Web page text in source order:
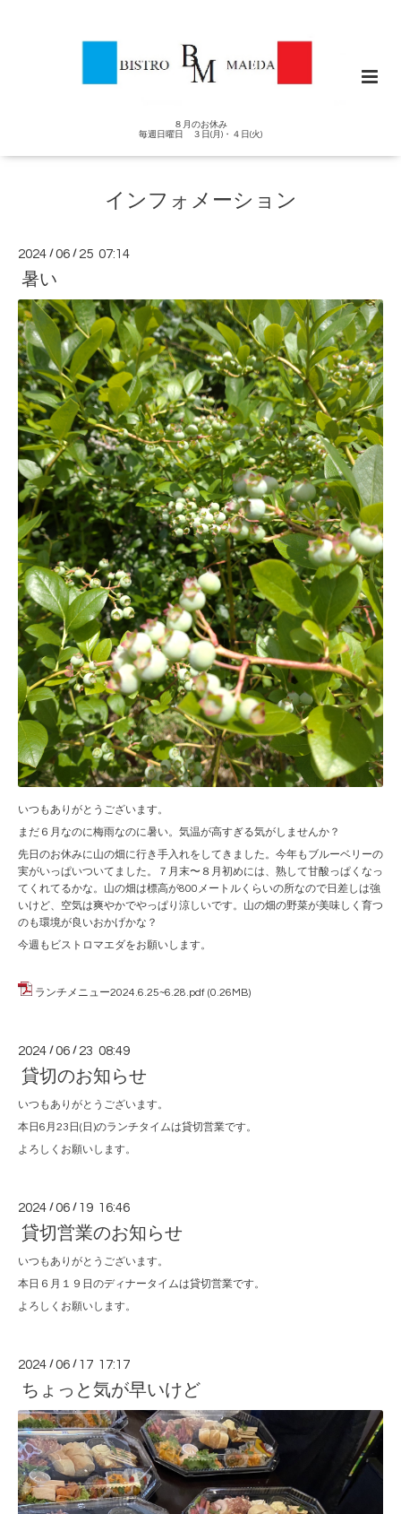
８月のお休み
毎週日曜日 ３日(月)・４日(火)
インフォメーション
2024 /06 / 25 07:14
暑い
いつもありがとうございます。
まだ６月なのに梅雨なのに暑い。気温が高すぎる気がしませんか？
先日のお休みに山の畑に行き手入れをしてきました。今年もブルーベリーの
実がいっぱいついてました。７月末〜８月初めには、熟して甘酸っぱくなっ
てくれてるかな。山の畑は標高が800メートルくらいの所なので日差しは強
いけど、空気は爽やかでやっぱり涼しいです。山の畑の野菜が美味しく育つ
のも環境が良いおかげかな？
今週もビストロマエダをお願いします。
ランチメニュー2024.6.25~6.28.pdf (0.26MB)
2024 /06 / 23 08:49
貸切のお知らせ
いつもありがとうございます。
本日6月23日(日)のランチタイムは貸切営業です。
よろしくお願いします。
2024 /06 / 19 16:46
貸切営業のお知らせ
いつもありがとうございます。
本日６月１９日のディナータイムは貸切営業です。
よろしくお願いします。
2024 /06 / 17 17:17
ちょっと気が早いけど